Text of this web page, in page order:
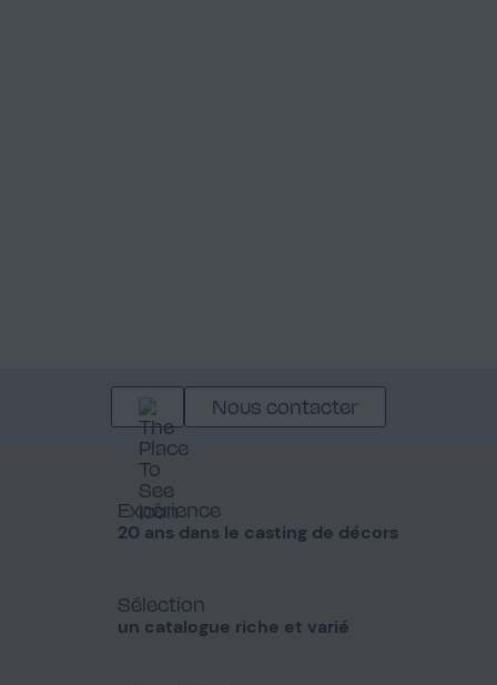
Nous contacter
Expérience
20 ans dans le casting de décors
Sélection
un catalogue riche et varié